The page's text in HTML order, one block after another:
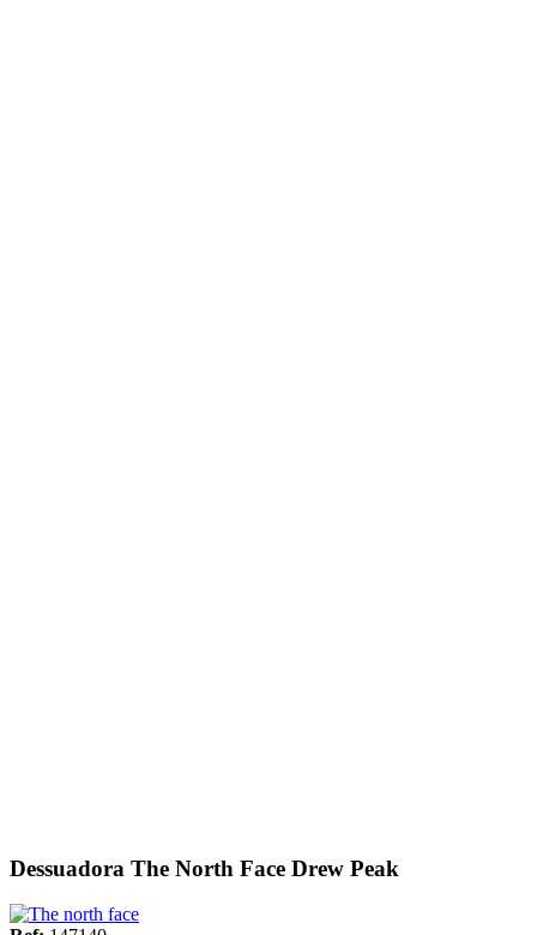
Dessuadora The North Face Drew Peak